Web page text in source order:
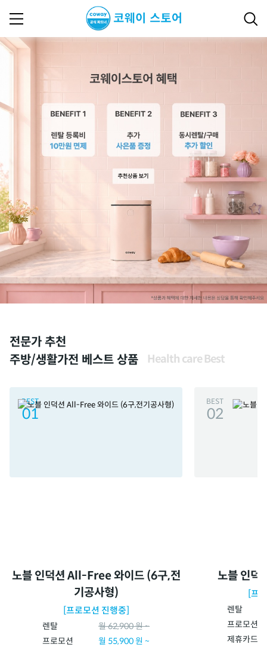
전문가 추천
주방/생활가전 베스트 상품
Health care Best
BEST
01
노블 인덕션 All-Free 와이드 (6구,전
기공사형)
[프로모션 진행중]
렌탈 월62,900원 ~
프로모션
월 55,900원 ~
BEST
02
노블 인
[프
렌탈
프로모션
제휴카드